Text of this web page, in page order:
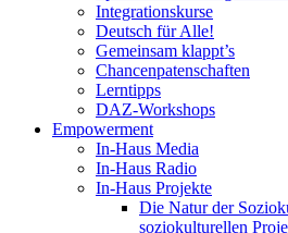
Integrationskurse
Deutsch für Alle!
Gemeinsam klappt’s
Chancenpatenschaften
Lerntipps
DAZ-Workshops
Empowerment
In-Haus Media
In-Haus Radio
In-Haus Projekte
Die Natur der
soziokulturellen